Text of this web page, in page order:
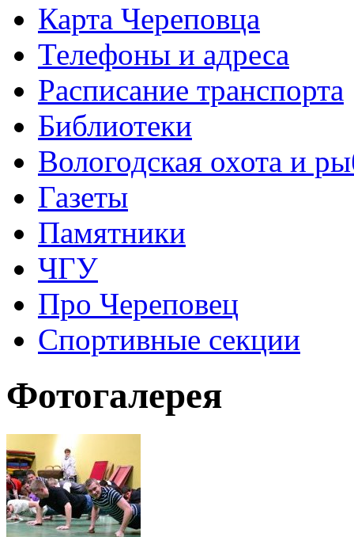
Карта Череповца
Телефоны и адреса
Расписание транспорта
Библиотеки
Вологодская охота и
Газеты
Памятники
ЧГУ
Про Череповец
Спортивные секции
Фотогалерея